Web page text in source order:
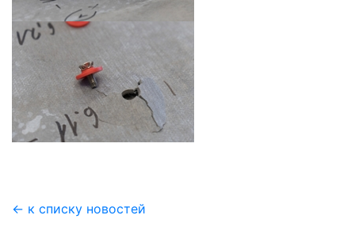
← к списку новостей